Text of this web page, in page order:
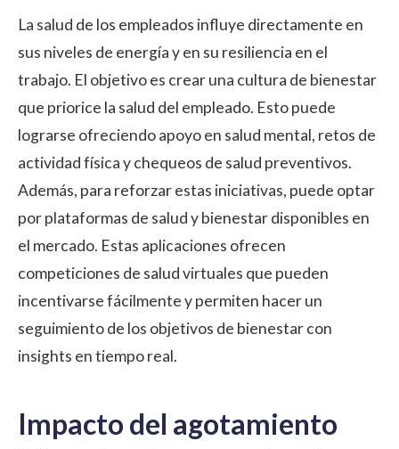
La salud de los empleados influye directamente en
sus niveles de energía y en su resiliencia en el
trabajo. El objetivo es crear una cultura de bienestar
que priorice la salud del empleado. Esto puede
lograrse ofreciendo apoyo en salud mental, retos de
actividad física y chequeos de salud preventivos.
Además, para reforzar estas iniciativas, puede optar
por plataformas de salud y bienestar disponibles en
el mercado. Estas aplicaciones ofrecen
competiciones de salud virtuales que pueden
incentivarse fácilmente y permiten hacer un
seguimiento de los objetivos de bienestar con
insights en tiempo real.
Impacto del agotamiento